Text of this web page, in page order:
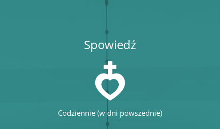
Spowiedź
Codziennie (w dni powszednie)